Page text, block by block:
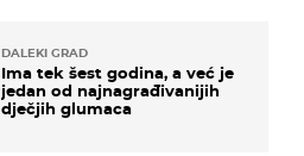
DALEKI GRAD
Ima tek šest godina, a već je
jedan od najnagrađivanijih
dječjih glumaca